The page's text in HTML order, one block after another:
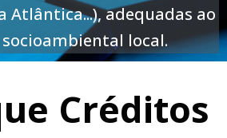
Atlântica...), adequadas ao
local.
Créditos